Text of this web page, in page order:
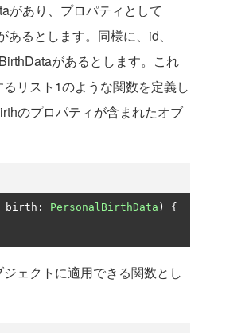
があり、プロパティとして
るとします。同様に、id、
があるとします。これ
リスト1のような関数を定義し
のプロパティが含まれたオブ
birth : PersonalBirthData )
{
ェクトに適用できる関数とし